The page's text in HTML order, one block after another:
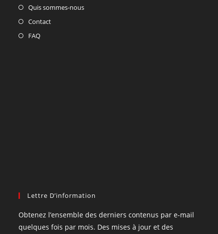
Quis sommes-nous
Contact
FAQ
Lettre D’information
Obtenez l’ensemble des derniers contenus par e-mail
quelques fois par mois. Des mises à jour et des